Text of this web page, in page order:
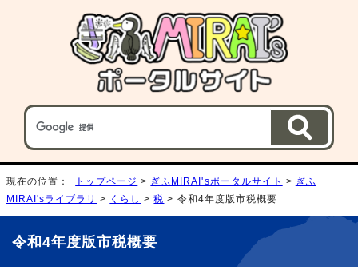
現在の位置： トップページ > ぎふMIRAI'sポータルサイト > ぎふ
MIRAI'sライブラリ > くらし >税 > 令和4年度版市税概要
令和4年度版市税概要